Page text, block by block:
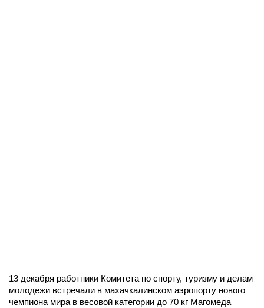
13 декабря работники Комитета по спорту, туризму и делам
молодежи встречали в махачкалинском аэропорту нового
чемпиона мира в весовой категории до 70 кг Магомеда